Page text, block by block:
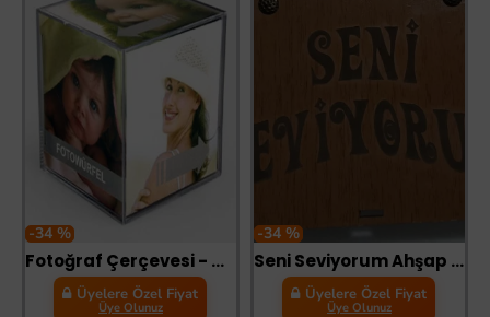
-34 %
Fotoğraf Çerçevesi - Kübik Çerçeve - Hediyelik Çerçeve
Üyelere Özel Fiyat
Üye Olunuz
-34 %
Seni Seviyorum Ahşap Hediye Kutusu Sevgiliye Hediye
Üyelere Özel Fiyat
Üye Olunuz